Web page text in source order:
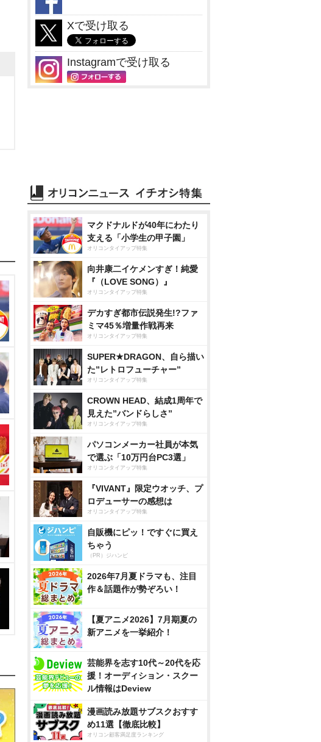
Xで受け取る
Instagramで受け取る
マクドナルドが40年にわたり
支える「小学生の甲子園」
オリコンタイアップ特集
向井康二イケメンすぎ！純愛
『（LOVE SONG）』
オリコンタイアップ特集
デカすぎ都市伝説発生!?ファ
ミマ45％増量作戦再来
オリコンタイアップ特集
SUPER★DRAGON、自ら描い
た”レトロフューチャー”
オリコンタイアップ特集
CROWN HEAD、結成1周年で
見えた”バンドらしさ”
オリコンタイアップ特集
パソコンメーカー社員が本気
で選ぶ「10万円台PC3選」
オリコンタイアップ特集
『VIVANT』限定ウオッチ、プ
ロデューサーの感想は
オリコンタイアップ特集
自販機にピッ！ですぐに買え
ちゃう
（PR）ジハンピ
2026年7月夏ドラマも、注目
作＆話題作が勢ぞろい！
【夏アニメ2026】7月期夏の
新アニメを一挙紹介！
芸能界を志す10代～20代を応
援！オーディション・スクー
ル情報はDeview
漫画読み放題サブスクおすす
め11選【徹底比較】
オリコン顧客満足度ランキング